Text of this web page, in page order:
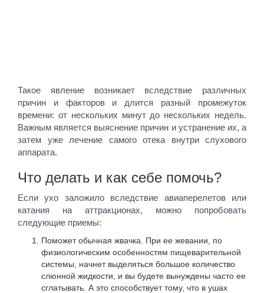
Такое явление возникает вследствие различных
причин и факторов и длится разный промежуток
времени: от нескольких минут до нескольких недель.
Важным является выяснение причин и устранение их, а
затем уже лечение самого отека внутри слухового
аппарата.
Что делать и как себе помочь?
Если ухо заложило вследствие авиаперелетов или
катания на аттракционах, можно попробовать
следующие приемы:
Поможет обычная жвачка. При ее жевании, по
физиологическим особенностям пищеварительной
системы, начнет выделяться большое количество
слюнной жидкости, и вы будете вынуждены часто ее
сглатывать. А это способствует тому, что в ушах